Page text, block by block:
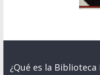
¿Qué es la Biblioteca